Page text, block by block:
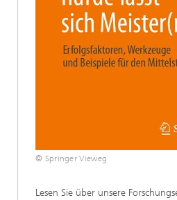
© Springer Vieweg
Lesen Sie über unsere